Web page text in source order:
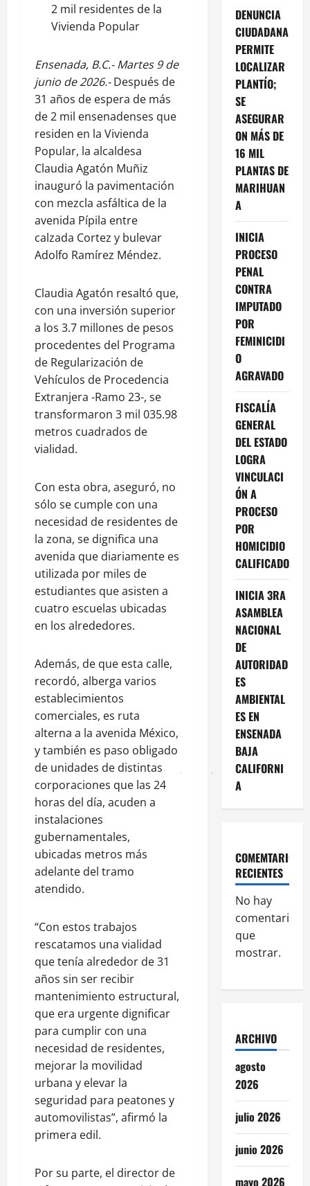
2 mil residentes de la
Vivienda Popular
Ensenada, B.C.- Martes 9 de
junio de 2026.-Después de
31 años de espera de más
de 2 mil ensenadenses que
residen en la Vivienda
Popular, la alcaldesa
Claudia Agatón Muñiz
inauguró la pavimentación
con mezcla asfáltica de la
avenida Pípila entre
calzada Cortez y bulevar
Adolfo Ramírez Méndez.
Claudia Agatón resaltó que,
con una inversión superior
a los 3.7 millones de pesos
procedentes del Programa
de Regularización de
Vehículos de Procedencia
Extranjera -Ramo 23-, se
transformaron 3 mil 035.98
metros cuadrados de
vialidad.
Con esta obra, aseguró, no
sólo se cumple con una
necesidad de residentes de
la zona, se dignifica una
avenida que diariamente es
utilizada por miles de
estudiantes que asisten a
cuatro escuelas ubicadas
en los alrededores.
Además, de que esta calle,
recordó, alberga varios
establecimientos
comerciales, es ruta
alterna a la avenida México,
y también es paso obligado
de unidades de distintas
corporaciones que las 24
horas del día, acuden a
instalaciones
gubernamentales,
ubicadas metros más
adelante del tramo
atendido.
“Con estos trabajos
rescatamos una vialidad
que tenía alrededor de 31
años sin ser recibir
mantenimiento estructural,
que era urgente dignificar
para cumplir con una
necesidad de residentes,
mejorar la movilidad
urbana y elevar la
seguridad para peatones y
automovilistas”, afirmó la
primera edil.
Por su parte, el director de
DENUNCIA
CIUDADANA
PERMITE
LOCALIZAR
PLANTÍO;
SE
ASEGURAR
ON MÁS DE
16 MIL
PLANTAS DE
MARIHUAN
A
INICIA
PROCESO
PENAL
CONTRA
IMPUTADO
POR
FEMINICIDI
O
AGRAVADO
FISCALÍA
GENERAL
DEL ESTADO
LOGRA
VINCULACI
ÓN A
PROCESO
POR
HOMICIDIO
CALIFICADO
INICIA 3RA
ASAMBLEA
NACIONAL
DE
AUTORIDAD
ES
AMBIENTAL
ES EN
ENSENADA
BAJA
CALIFORNI
A
COMEMTARIOS
RECIENTES
No hay
comentarios
que
mostrar.
ARCHIVO
agosto
2026
julio 2026
junio 2026
mayo 2026